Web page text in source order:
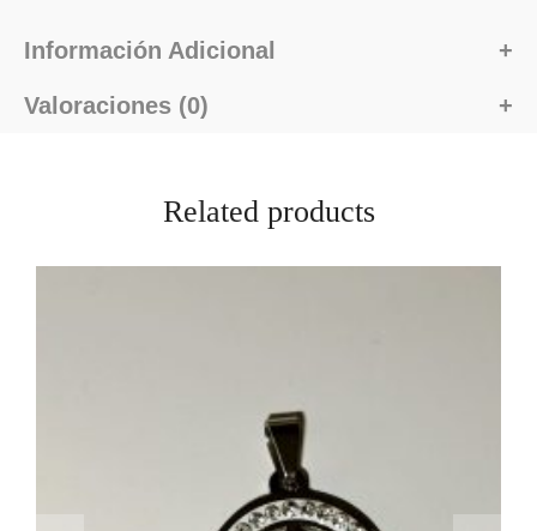
Información Adicional
Valoraciones (0)
Related products